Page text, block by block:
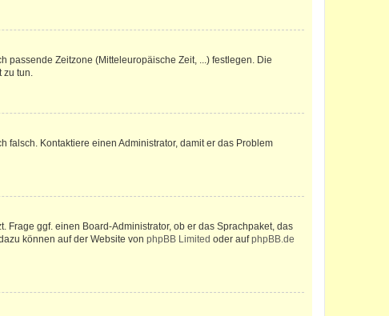
passende Zeitzone (Mitteleuropäische Zeit, ...) festlegen. Die
zu tun.
falsch. Kontaktiere einen Administrator, damit er das Problem
ggf. einen Board-Administrator, ob er das Sprachpaket, das
können auf der Website von phpBB Limited oder aufphpBB.de